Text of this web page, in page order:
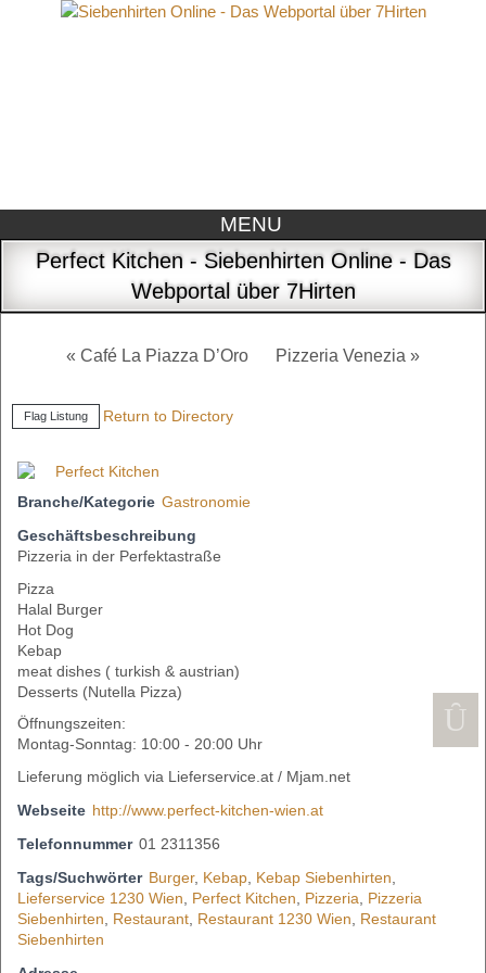
MENU
Perfect Kitchen - Siebenhirten Online - Das
Webportal über 7Hirten
« Café La Piazza D’Oro Pizzeria Venezia »
Flag Listung Return to Directory
Branche/Kategorie Gastronomie
Geschäftsbeschreibung
Pizzeria in der Perfektastraße
Pizza
Halal Burger
Hot Dog
Kebap
meat dishes ( turkish & austrian)
Desserts (Nutella Pizza)
Öffnungszeiten:
Montag-Sonntag: 10:00 - 20:00 Uhr
Lieferung möglich via Lieferservice.at / Mjam.net
Webseite http://www.perfect-kitchen-wien.at
Telefonnummer 01 2311356
Tags/Suchwörter Burger, Kebap Kebap Siebenhirten
Lieferservice 1230 Wien
Perfect Kitchen Pizzeria
Pizzeria
Siebenhirten
Restaurant Restaurant 1230 Wien
Restaurant
Siebenhirten